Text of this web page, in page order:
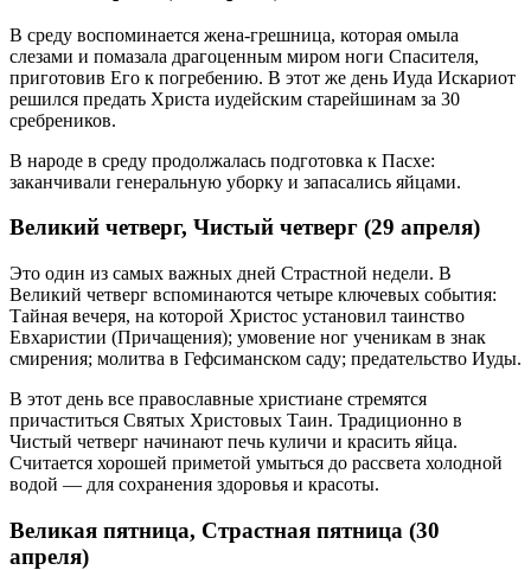
В среду воспоминается жена-грешница, которая омыла
слезами и помазала драгоценным миром ноги Спасителя,
приготовив Его к погребению. В этот же день Иуда Искариот
решился предать Христа иудейским старейшинам за 30
сребреников.
В народе в среду продолжалась подготовка к Пасхе:
заканчивали генеральную уборку и запасались яйцами.
Великий четверг, Чистый четверг (29 апреля)
Это один из самых важных дней Страстной недели. В
Великий четверг вспоминаются четыре ключевых события:
Тайная вечеря, на которой Христос установил таинство
Евхаристии (Причащения); умовение ног ученикам в знак
смирения; молитва в Гефсиманском саду; предательство Иуды.
В этот день все православные христиане стремятся
причаститься Святых Христовых Таин. Традиционно в
Чистый четверг начинают печь куличи и красить яйца.
Считается хорошей приметой умыться до рассвета холодной
водой — для сохранения здоровья и красоты.
Великая пятница, Страстная пятница (30
апреля)